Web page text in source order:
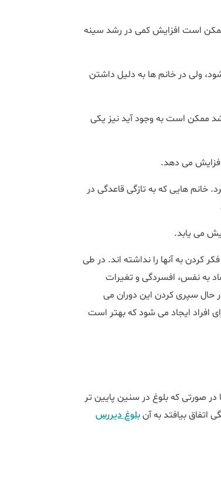
است افزایش کمی در رشد سینه
ولی در خانم ها به دلیل داشتن
ممکن است به وجود آید نیز یکی
افزایش می دهد.
خانم هایی که به تازگی قاعدگی در
می یابد.
کردن به آنها را نداشته اند. در طی
به نفس، افسردگی و تغیرات
در حال سپری کردن این دوران می
افراد ایجاد می شود که بهتر است
تجربه کنند. اما در صورتی که بلوغ در سنین پایین تر
بلوغ دیررس